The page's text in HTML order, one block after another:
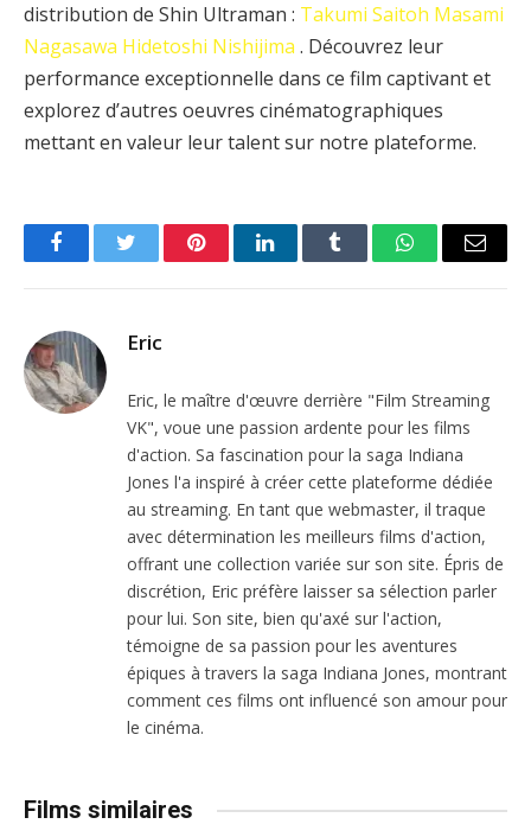
distribution de Shin Ultraman : Takumi Saitoh Masami
Nagasawa Hidetoshi Nishijima . Découvrez leur
performance exceptionnelle dans ce film captivant et
explorez d’autres oeuvres cinématographiques
mettant en valeur leur talent sur notre plateforme.
FacebookTwitter PinterestLinkedInTumblr WhatsAppEmail
Eric
Eric, le maître d'œuvre derrière "Film Streaming
VK", voue une passion ardente pour les films
d'action. Sa fascination pour la saga Indiana
Jones l'a inspiré à créer cette plateforme dédiée
au streaming. En tant que webmaster, il traque
avec détermination les meilleurs films d'action,
offrant une collection variée sur son site. Épris de
discrétion, Eric préfère laisser sa sélection parler
pour lui. Son site, bien qu'axé sur l'action,
témoigne de sa passion pour les aventures
épiques à travers la saga Indiana Jones, montrant
comment ces films ont influencé son amour pour
le cinéma.
Films similaires